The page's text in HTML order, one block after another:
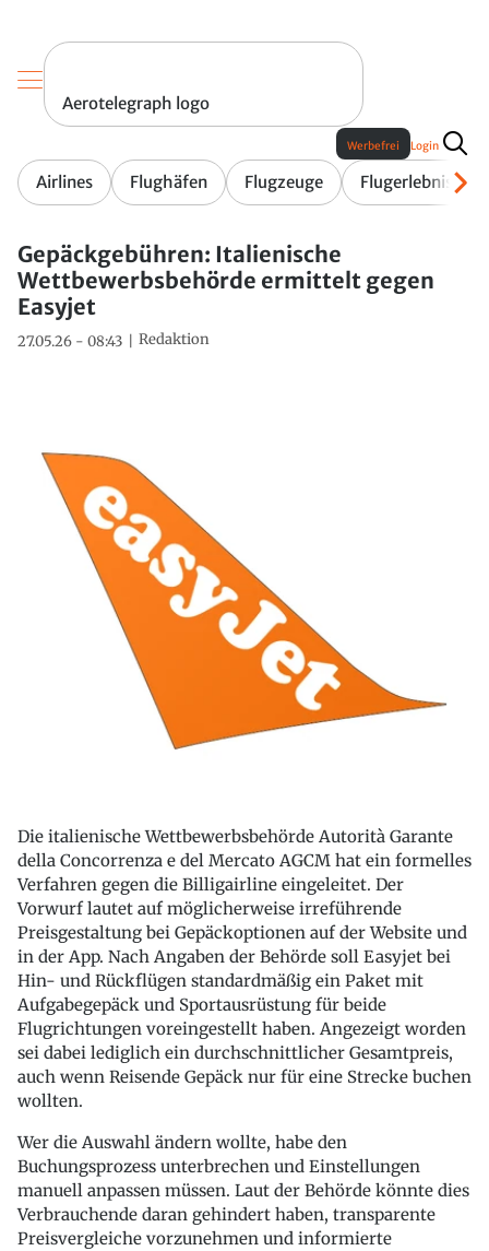
Aerotelegraph logo
Airlines Flughäfen Flugzeuge Flugerlebnis
Werbefrei Login
Gepäckgebühren: Italienische
Wettbewerbsbehörde ermittelt gegen
Easyjet
27.05.26 - 08:43 Redaktion
Die italienische Wettbewerbsbehörde Autorità Garante
della Concorrenza e del Mercato AGCM hat ein formelles
Verfahren gegen die Billigairline eingeleitet. Der
Vorwurf lautet auf möglicherweise irreführende
Preisgestaltung bei Gepäckoptionen auf der Website und
in der App. Nach Angaben der Behörde soll Easyjet bei
Hin- und Rückflügen standardmäßig ein Paket mit
Aufgabegepäck und Sportausrüstung für beide
Flugrichtungen voreingestellt haben. Angezeigt worden
sei dabei lediglich ein durchschnittlicher Gesamtpreis,
auch wenn Reisende Gepäck nur für eine Strecke buchen
wollten.
Wer die Auswahl ändern wollte, habe den
Buchungsprozess unterbrechen und Einstellungen
manuell anpassen müssen. Laut der Behörde könnte dies
Verbrauchende daran gehindert haben, transparente
Preisvergleiche vorzunehmen und informierte